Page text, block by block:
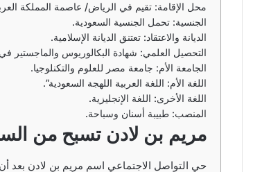
محل الإقامة: تقيم في الرياض/ عاصمة المملكة
الجنسية: تحمل الجنسية السعودية.
الديانة والاعتقاد: تعتنق الديانة الإسلامية.
التحصيل العلمي: شهادة البكالوريوس
الجامعة الأم: جامعة مصر للعلوم والتكنلوجيا.
اللغة الأم: اللغة العربية اللهجة السعودية”.
اللغة الأخرى: اللغة الإنجليزية.
المنصب: طبيبة أسنان وسباحة.
مريم بن لادن تسبح من
حي التواصل الاجتماعي اسم مريم بن لادن بعد